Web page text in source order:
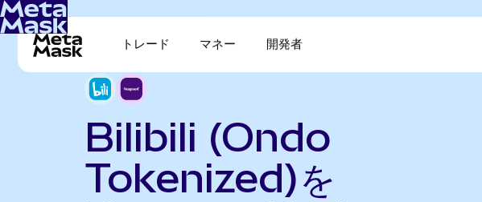
トレード マネー 開発者
Bilibili (Ondo
Tokenized)を